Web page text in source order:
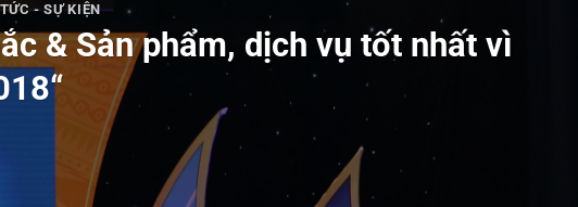
- SỰ KIỆN
& Sản phẩm, dịch vụ tốt nhất vì